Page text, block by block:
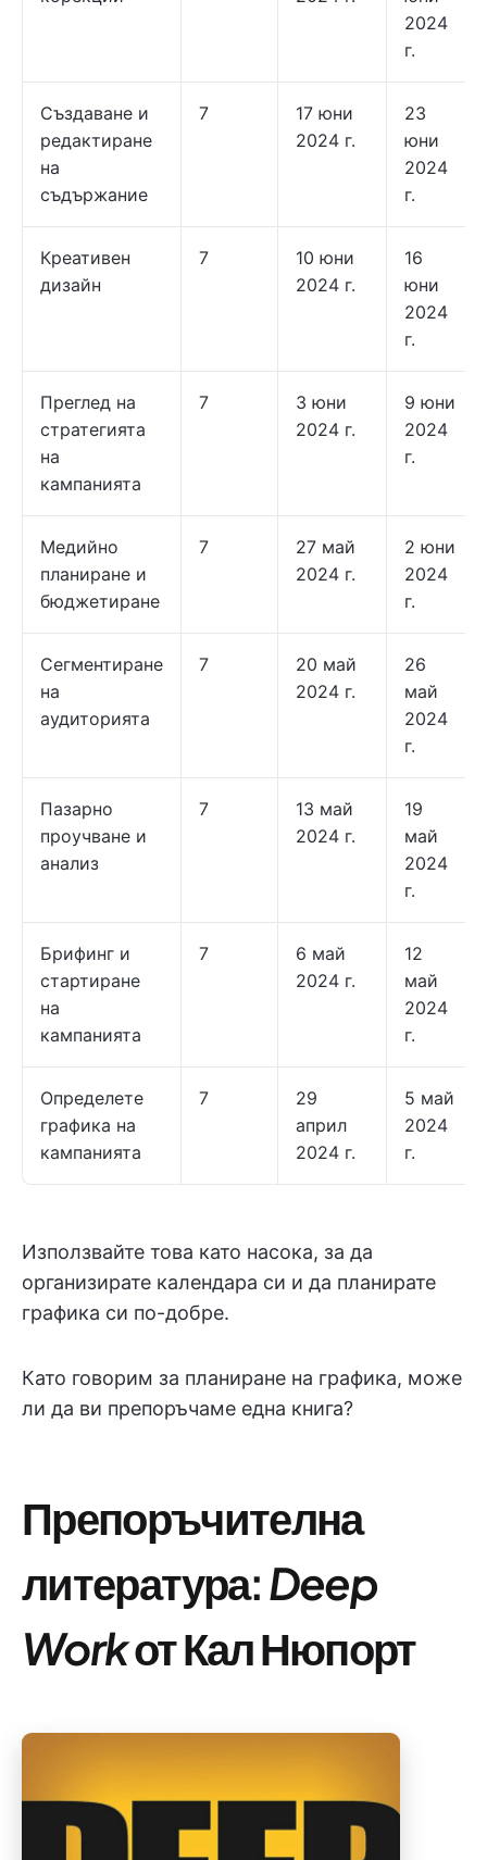
2024
г.
Създаване и
редактиране
на
съдържание
7
17 юни
2024 г.
23
юни
2024
г.
Креативен
дизайн
7
10 юни
2024 г.
16
юни
2024
г.
Преглед на
стратегията
на
кампанията
7
3 юни
2024 г.
9 юни
2024
г.
Медийно
планиране и
бюджетиране
7
27 май
2024 г.
2 юни
2024
г.
Сегментиране
на
аудиторията
7
20 май
2024 г.
26
май
2024
г.
Пазарно
проучване и
анализ
7
13 май
2024 г.
19
май
2024
г.
Брифинг и
стартиране
на
кампанията
7
6 май
2024 г.
12
май
2024
г.
Определете
графика на
кампанията
7
29
април
2024 г.
5 май
2024
г.
Използвайте това като насока, за да
организирате календара си и да планирате
графика си по-добре.
Като говорим за планиране на графика, може
ли да ви препоръчаме една книга?
Препоръчителна
литература:Deep
Workот Кал Нюпорт